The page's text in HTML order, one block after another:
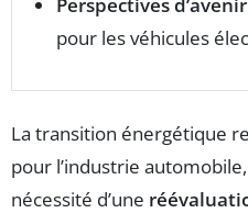
pour les véhicules
La transition énergétique
pour l’industrie
nécessité d’une